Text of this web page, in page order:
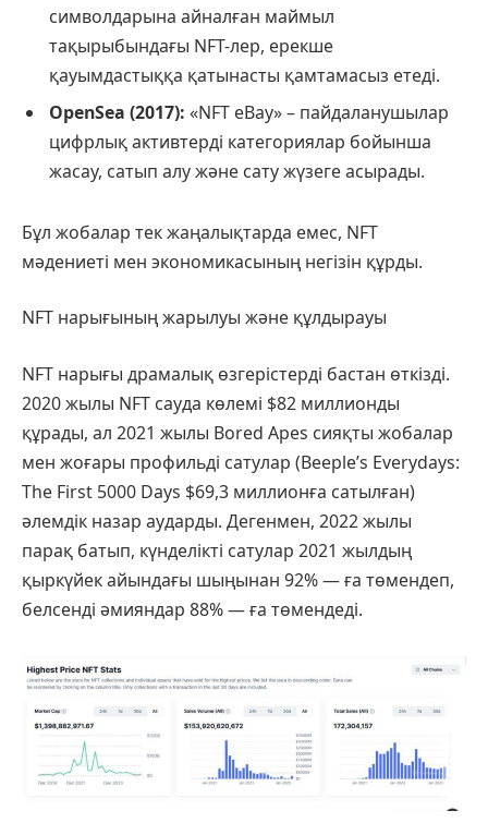
символдарына айналған маймыл
тақырыбындағы NFT-лер, ерекше
қауымдастыққа қатынасты қамтамасыз етеді.
OpenSea (2017): «NFT eBay» – пайдаланушылар
цифрлық активтерді категориялар бойынша
жасау, сатып алу және сату жүзеге асырады.
Бұл жобалар тек жаңалықтарда емес, NFT
мәдениеті мен экономикасының негізін құрды.
NFT нарығының жарылуы және құлдырауы
NFT нарығы драмалық өзгерістерді бастан өткізді.
2020 жылы NFT сауда көлемі $82 миллионды
құрады, ал 2021 жылы Bored Apes сияқты жобалар
мен жоғары профильді сатулар (Beeple’s Everydays:
The First 5000 Days $69,3 миллионға сатылған)
әлемдік назар аударды. Дегенмен, 2022 жылы
парақ батып, күнделікті сатулар 2021 жылдың
қыркүйек айындағы шыңынан 92% — ға төмендеп,
белсенді әмияндар 88% — ға төмендеді.